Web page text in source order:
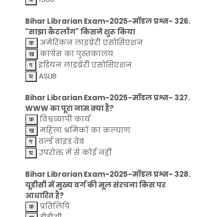
Bihar Librarian Exam-2025-मॉडल प्रश्न- 326.
"साझा कैटलॉग" किसने शुरू किया
अमेरिकन लाइब्रेरी एसोसिएशन
कांग्रेस का पुस्तकालय
इंडियन लाइब्रेरी एसोसिएशन
ASLIB
Bihar Librarian Exam-2025-मॉडल प्रश्न- 327.
WWW का पूरा नाम क्या है?
विश्वव्यापी कार्य
महिला श्रमिकों का कल्याण
वर्ल्ड वाइड वेब
उपरोक्त में से कोई नहीं
Bihar Librarian Exam-2025-मॉडल प्रश्न- 328.
यूडीसी में मुख्य वर्ग की मूल संरचना किस पर
आधारित है?
प्रतिलिपि